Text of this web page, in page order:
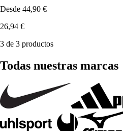
Desde 44,90 €
26,94 €
3 de 3 productos
Todas nuestras marcas